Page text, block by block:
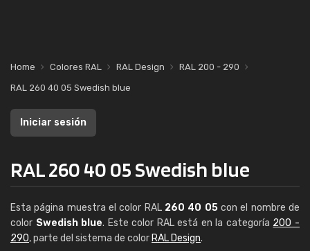
Home Colores RAL RAL Design
RAL 200 - 290
RAL 260 40 05 Swedish blue
Iniciar sesión
RAL 260 40 05 Swedish blue
Esta página muestra el color RAL 260 40 05con el nombre de
color Swedish blue. Este color RAL está en la categoría 200 -
290, parte del sistema de color RAL Design.